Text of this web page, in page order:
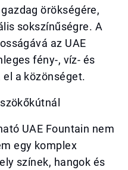
örökségére,
sokszínűségre. A
az UAE
fény-, víz- és
a közönséget.
UAE Fountain nem
egy komplex
színek, hangok és